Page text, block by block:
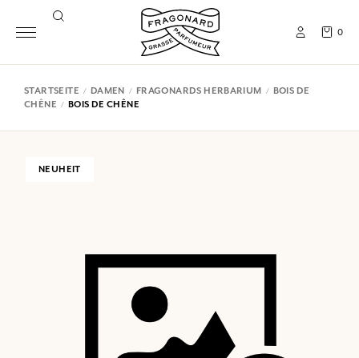
0
STARTSEITE DAMEN FRAGONARDS HERBARIUM
BOIS DE
CHÊNE
BOIS DE CHÊNE
NEUHEIT